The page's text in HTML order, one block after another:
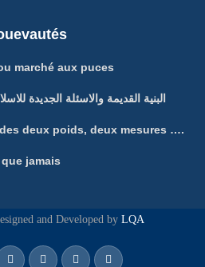
marché aux puces
البنية القديمة والاسئلة الجديدة
deux poids, deux mesures ….
jamais
and Developed by LQA